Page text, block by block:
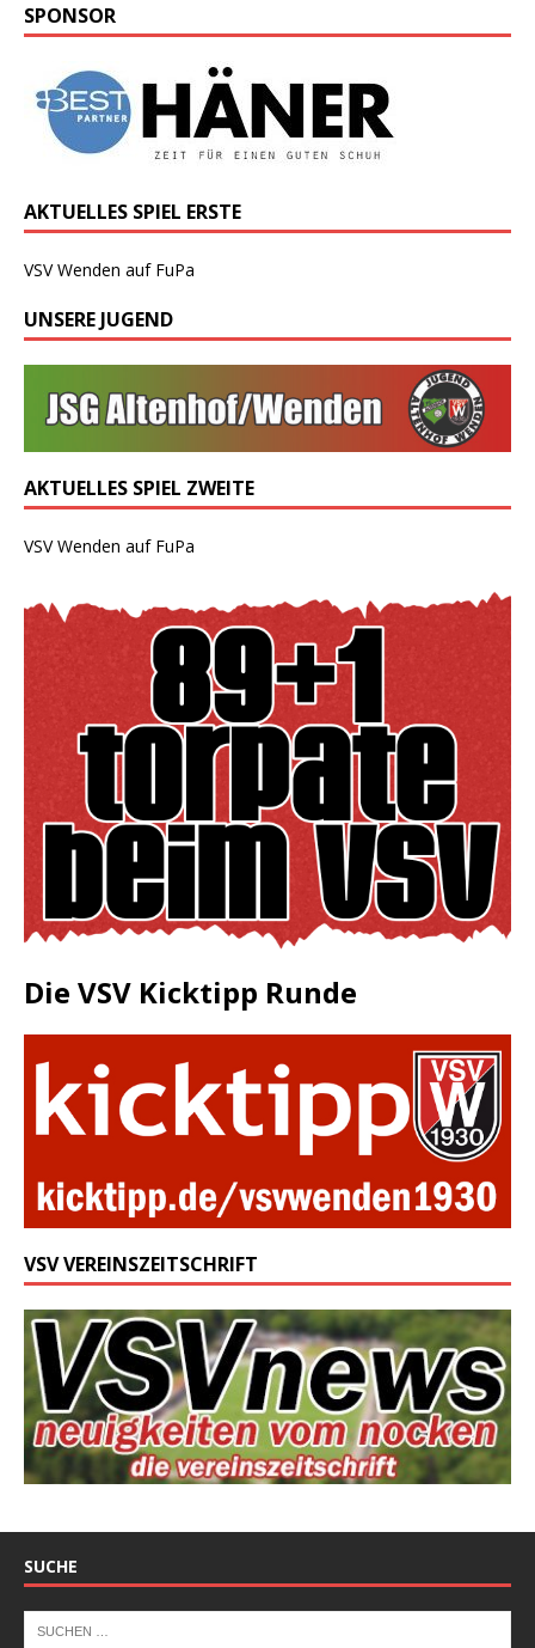
SPONSOR
AKTUELLES SPIEL ERSTE
VSV Wenden auf FuPa
UNSERE JUGEND
AKTUELLES SPIEL ZWEITE
VSV Wenden auf FuPa
Die VSV Kicktipp Runde
VSV VEREINSZEITSCHRIFT
SUCHE